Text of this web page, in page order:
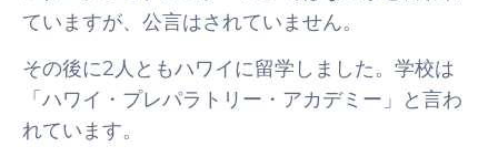
ていますが、公言はされていません。
その後に2人ともハワイに留学しました。学校は
「ハワイ・プレパラトリー・アカデミー」と言わ
れています。